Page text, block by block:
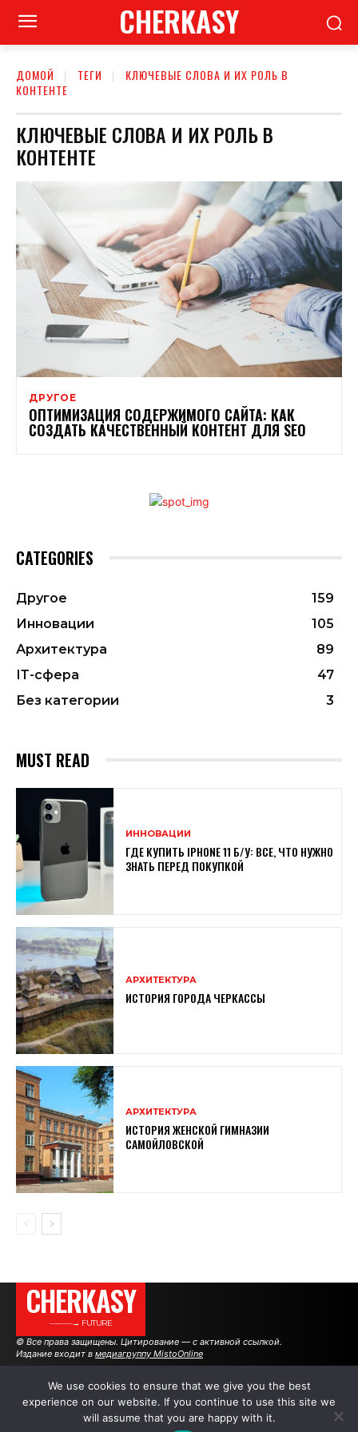
CHERKASY
ДОМОЙ ТЕГИ
КЛЮЧЕВЫЕ СЛОВА И ИХ РОЛЬ В
КОНТЕНТЕ
КЛЮЧЕВЫЕ СЛОВА И ИХ РОЛЬ В
КОНТЕНТЕ
ДРУГОЕ
ОПТИМИЗАЦИЯ СОДЕРЖИМОГО САЙТА: КАК
СОЗДАТЬ КАЧЕСТВЕННЫЙ КОНТЕНТ ДЛЯ SEO
CATEGORIES
Другое
159
Инновации
105
Архитектура
89
ІТ-сфера
47
Без категории
3
MUST READ
ИННОВАЦИИ
ГДЕ КУПИТЬ IPHONE 11 Б/У: ВСЕ, ЧТО НУЖНО
ЗНАТЬ ПЕРЕД ПОКУПКОЙ
АРХИТЕКТУРА
ИСТОРИЯ ГОРОДА ЧЕРКАССЫ
АРХИТЕКТУРА
ИСТОРИЯ ЖЕНСКОЙ ГИМНАЗИИ
САМОЙЛОВСКОЙ
CHERKASY
———→ FUTURE
© Все права защищены. Цитирование — с активной ссылкой.
Издание входит в медиагруппу MistoOnline
АВТОРЫ РЕКЛАМА НА САЙТЕ
We use cookies to ensure that we give you the best
experience on our website. If you continue to use this site we
will assume that you are happy with it.